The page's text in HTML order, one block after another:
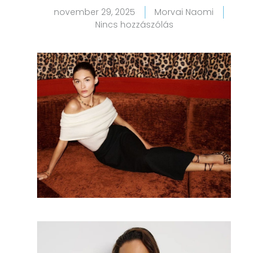
november 29, 2025
Morvai Naomi
Nincs hozzászólás